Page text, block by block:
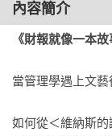
內容簡介
《財報就像一本
當管理學遇上文
如何從＜維納斯的